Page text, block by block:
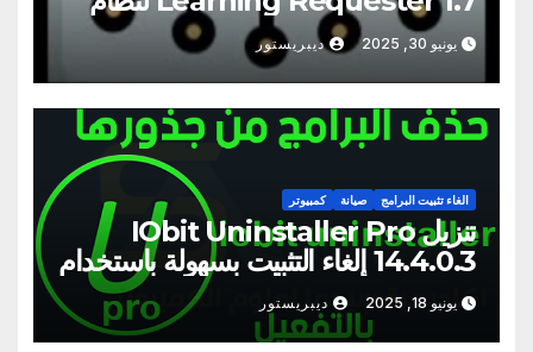
التشغيل Windows
يونيو 30, 2025 ديبريستور
الغاء تثبيت البرامج صيانة كمبيوتر
تنزيل IObit Uninstaller Pro
14.4.0.3 إلغاء التثبيت بسهولة باستخدام
تنظيف الملفات المتبقية
يونيو 18, 2025 ديبريستور